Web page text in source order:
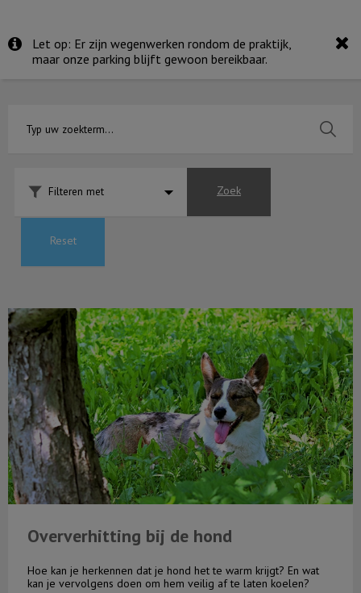
Let op: Er zijn wegenwerken rondom de praktijk,
maar onze parking blijft gewoon bereikbaar.
Filteren met Zoek
Reset
Oververhitting bij de hond
Oververhitting bij de hond
Hoe kan je herkennen dat je hond het te warm krijgt? En wat
kan je vervolgens doen om hem veilig af te laten koelen?